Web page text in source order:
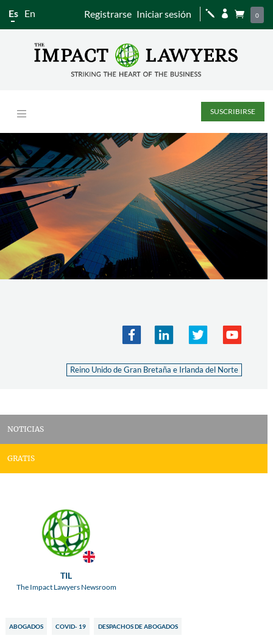
Es En Registrarse Iniciar sesión j   0
SUSCRIBIRSE
Reino Unido de Gran Bretaña e Irlanda del Norte
NOTICIAS
GRATIS
TIL
The Impact Lawyers Newsroom
ABOGADOS COVID- 19 DESPACHOS DE ABOGADOS